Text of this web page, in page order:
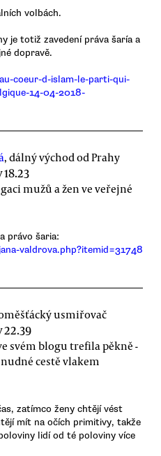
volbách.
je totiž zavedení práva šaría a
dopravě.
coeur-d-islam-le-parti-qui-
14-04-2018-
, dálný východ od Prahy
mužů a žen ve veřejné
právo šaria:
valdrova.php?itemid=31748
usmiřovač
22.39
svém blogu trefila pěkně -
cestě vlakem
zatímco ženy chtějí vést
mít na očích primitivy, takže
lidí od té poloviny více